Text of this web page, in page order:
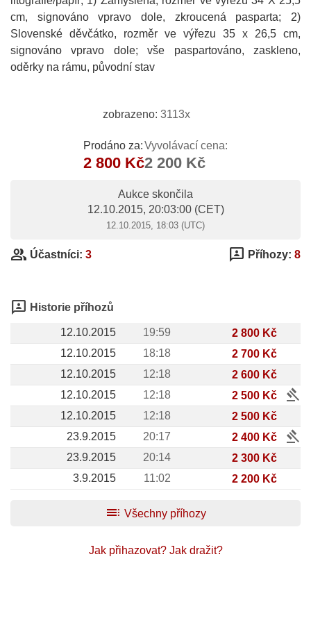
cm, signováno vpravo dole, zkroucená pasparta; 2)
Slovenské děvčátko, rozměr ve výřezu 35 x 26,5 cm,
signováno vpravo dole; vše paspartováno, zaskleno,
oděrky na rámu, původní stav
zobrazeno: 3113x
Prodáno za:
2 800 Kč
Vyvolávací cena:
2 200 Kč
Aukce skončila
12.10.2015, 20:03:00(CET)
12.10.2015, 18:03 (UTC)
group Účastníci: 3 3p Příhozy: 8
3p Historie příhozů
12.10.2015 19:59
2 800 Kč
12.10.2015
18:18
2 700 Kč
12.10.2015
12:18
2 600 Kč
12.10.2015
12:18 2 500 Kč gavel
12.10.2015 12:18
2 500 Kč
23.9.2015
20:17 2 400 Kč gavel
23.9.2015 20:14
2 300 Kč
3.9.2015
11:02 2 200 Kč
toc Všechny příhozy
Jak přihazovat? Jak dražit?